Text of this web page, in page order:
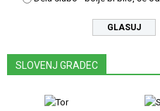
SLOVENJ GRADEC